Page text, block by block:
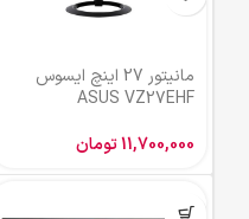
مانیتور 27 اینچ ایسوس
ASUS VZ27EHF
11,700,000تومان